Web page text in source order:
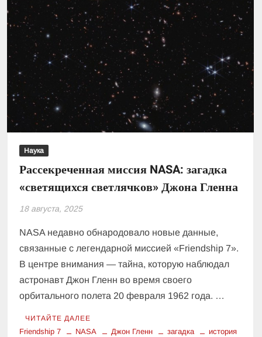
Наука
Рассекреченная миссия NASA: загадка
«светящихся светлячков» Джона Гленна
18 августа, 2025
NASA недавно обнародовало новые данные,
связанные с легендарной миссией «Friendship 7».
В центре внимания — тайна, которую наблюдал
астронавт Джон Гленн во время своего
орбитального полета 20 февраля 1962 года. …
ЧИТАЙТЕ ДАЛЕЕ
Friendship 7 NASA Джон Гленн загадка
история